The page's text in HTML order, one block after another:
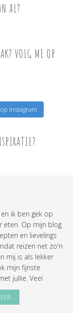
AL?
VOLG ME OP
Instagram
ik ben gek op
eten. Op mijn blog
en lievelings
reizen net zo'n
mij is als lekker
mijn fijnste
jullie. Veel